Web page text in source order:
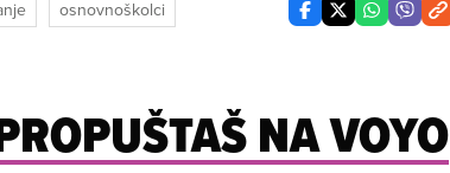
osnovnoškolci
NA VOYO